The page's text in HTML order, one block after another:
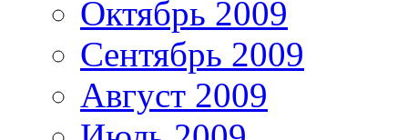
Октябрь 2009
Сентябрь 2009
Август 2009